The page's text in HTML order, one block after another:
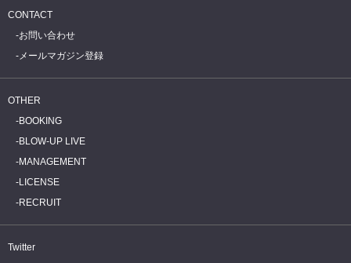
CONTACT
お問い合わせ
メールマガジン登録
OTHER
BOOKING
BLOW-UP LIVE
MANAGEMENT
LICENSE
RECRUIT
Twitter